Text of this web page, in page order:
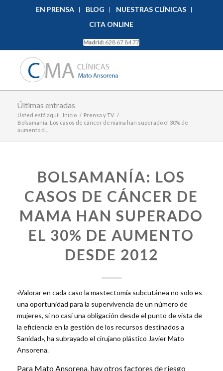
EN PRENSA BLOG
NUESTRAS CLÍNICAS
CITA ONLINE
Madrid: 628 67 84 77
Últimas entradas
Usted está aquí: Inicio / Prensa y TV /
Bolsamanía: Los casos de cáncer de mama han superado el 30% de
aumento d...
BOLSAMANÍA: LOS
CASOS DE CÁNCER DE
MAMA HAN SUPERADO
EL 30% DE AUMENTO
DESDE 2012
«Valorar en cada caso la mastectomía subcutánea no solo es
una oportunidad para la supervivencia de un número de
mujeres, si no casi una obligación desde el punto de vista de
la eficiencia en la gestión de los recursos destinados a
Sanidad», ha subrayado el cirujano plástico Javier Mato
Ansorena.
Para Mato Ansorena, hay otros factores de riesgo